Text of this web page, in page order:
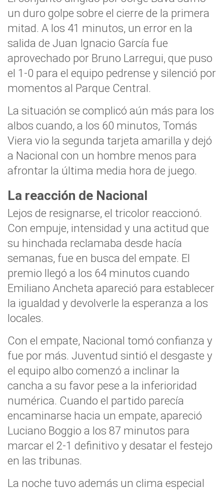
un duro golpe sobre el cierre de la primera
mitad. A los 41 minutos, un error en la
salida de Juan Ignacio García fue
aprovechado por Bruno Larregui, que puso
el 1-0 para el equipo pedrense y silenció por
momentos al Parque Central.
La situación se complicó aún más para los
albos cuando, a los 60 minutos, Tomás
Viera vio la segunda tarjeta amarilla y dejó
a Nacional con un hombre menos para
afrontar la última media hora de juego.
La reacción de Nacional
Lejos de resignarse, el tricolor reaccionó.
Con empuje, intensidad y una actitud que
su hinchada reclamaba desde hacía
semanas, fue en busca del empate. El
premio llegó a los 64 minutos cuando
Emiliano Ancheta apareció para establecer
la igualdad y devolverle la esperanza a los
locales.
Con el empate, Nacional tomó confianza y
fue por más. Juventud sintió el desgaste y
el equipo albo comenzó a inclinar la
cancha a su favor pese a la inferioridad
numérica. Cuando el partido parecía
encaminarse hacia un empate, apareció
Luciano Boggio a los 87 minutos para
marcar el 2-1 definitivo y desatar el festejo
en las tribunas.
La noche tuvo además un clima especial